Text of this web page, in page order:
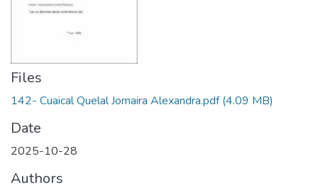
Files
142- Cuaical Quelal Jomaira Alexandra.pdf(4.09 MB)
Date
2025-10-28
Authors